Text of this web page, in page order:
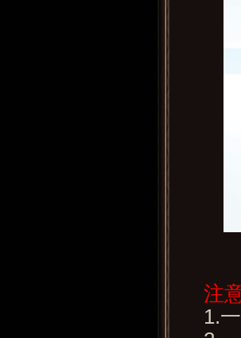
注
1.